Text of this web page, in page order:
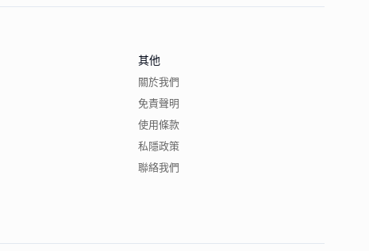
其他
關於我們
免責聲明
使用條款
私隱政策
聯絡我們